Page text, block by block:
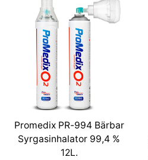
Promedix PR-994 Bärbar
Syrgasinhalator 99,4 %
12L.